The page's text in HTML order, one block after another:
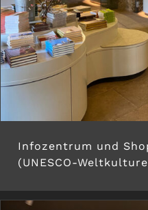
Infozentrum und
(UNESCO-